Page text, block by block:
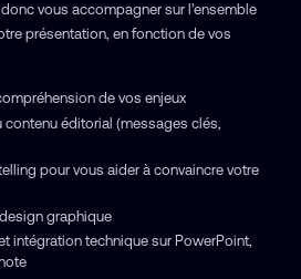
vous accompagner sur l’ensemble
présentation, en fonction de vos
de vos enjeux
contenu éditorial (messages clés,
pour vous aider à convaincre votre
graphique
intégration technique sur PowerPoint,